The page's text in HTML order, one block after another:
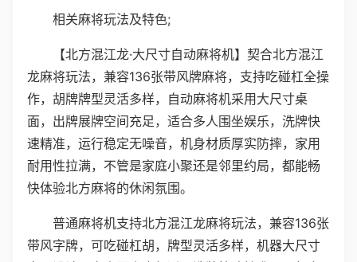
相关麻将玩法及特色;
【北方混江龙·大尺寸自动麻将机】契合北方混江
龙麻将玩法，兼容136张带风牌麻将，支持吃碰杠全操
作，胡牌牌型灵活多样，自动麻将机采用大尺寸桌
面，出牌展牌空间充足，适合多人围坐娱乐，洗牌快
速精准，运行稳定无噪音，机身材质厚实防摔，家用
耐用性拉满，不管是家庭小聚还是邻里约局，都能畅
快体验北方麻将的休闲氛围。
普通麻将机支持北方混江龙麻将玩法，兼容136张
带风字牌，可吃碰杠胡，牌型灵活多样，机器大尺寸